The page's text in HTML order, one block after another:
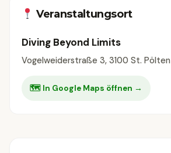
Veranstaltungsort
Diving Beyond Limits
Vogelweiderstraße 3, 3100 St. Pölten
🗺 In Google Maps öffnen →